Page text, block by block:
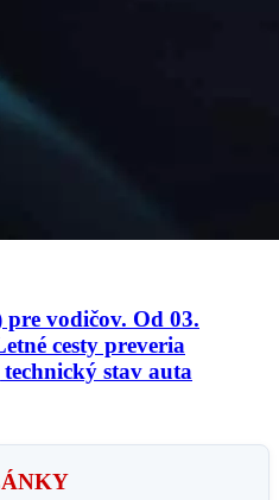
vodičov. Od 03.
cesty preveria
stav auta